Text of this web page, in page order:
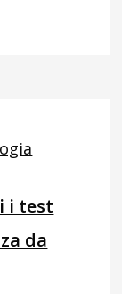
i test
da